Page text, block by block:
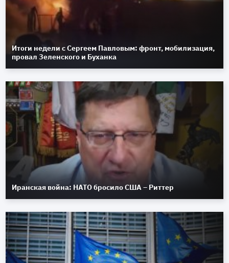
Итоги недели с Сергеем Павловым: фронт, мобилизация,
провал Зеленского и Буханка
Иранская война: НАТО бросило США – Риттер